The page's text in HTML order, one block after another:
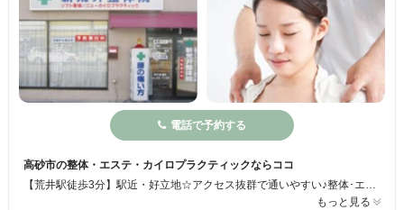
電話で予約する
高砂市の整体・エステ・カイロプラクティックならココ
【荒井駅徒歩3分】駅近・好立地☆アクセス抜群で通いやすい♪整体･エステ･カイロプラクティック･リラクゼーションを受けられる施術サロンです◎腰痛、股関節痛、頭痛、首・肩・背中のこり・痛み、手足の痺れ、尾てい骨や恥骨痛、O脚など様々なお悩みに対応致します♪さらに【キレイ】も引き出すので１時間かけて通われる方も☆ぜひ、お越しください♪
もっと見る